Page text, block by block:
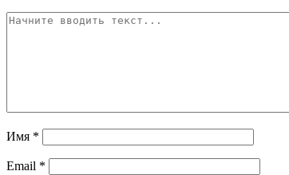
Имя *
Email *